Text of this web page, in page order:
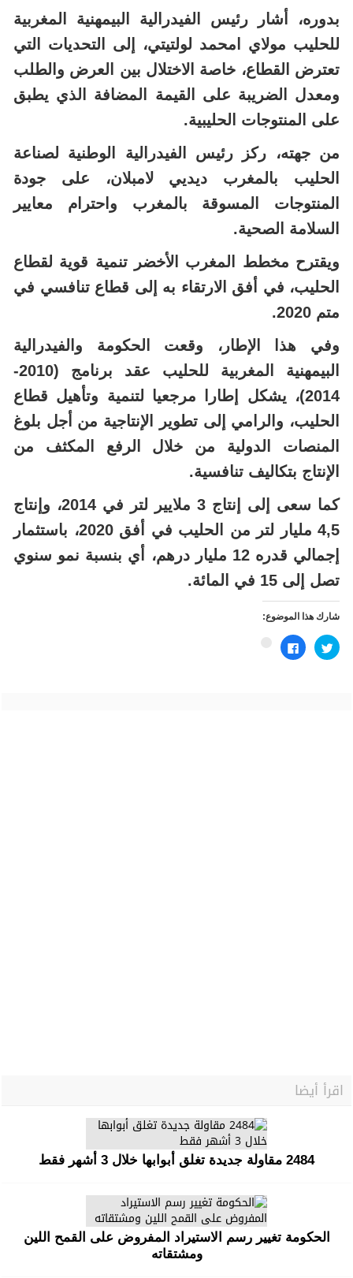
بدوره، أشار رئيس الفيدرالية البيمهنية المغربية
للحليب مولاي امحمد لولتيتي، إلى التحديات التي
تعترض القطاع، خاصة الاختلال بين العرض والطلب
ومعدل الضريبة على القيمة المضافة الذي يطبق
على المنتوجات الحليبية.
من جهته، ركز رئيس الفيدرالية الوطنية لصناعة
الحليب بالمغرب ديديي لامبلان، على جودة
المنتوجات المسوقة بالمغرب واحترام معايير
السلامة الصحية.
ويقترح مخطط المغرب الأخضر تنمية قوية لقطاع
الحليب، في أفق الارتقاء به إلى قطاع تنافسي في
متم 2020.
وفي هذا الإطار، وقعت الحكومة والفيدرالية
البيمهنية المغربية للحليب عقد برنامج (2010-
2014)، يشكل إطارا مرجعيا لتنمية وتأهيل قطاع
الحليب، والرامي إلى تطوير الإنتاجية من أجل بلوغ
المنصات الدولية من خلال الرفع المكثف من
الإنتاج بتكاليف تنافسية.
كما سعى إلى إنتاج 3 ملايير لتر في 2014، وإنتاج
4,5 مليار لتر من الحليب في أفق 2020، باستثمار
إجمالي قدره 12 مليار درهم، أي بنسبة نمو سنوي
تصل إلى 15 في المائة.
شارك هذا الموضوع:
اضغط
للمشاركة
على
انقر
للمشاركة
على
اقرأ أيضا
2484 مقاولة جديدة تغلق أبوابها خلال 3 أشهر فقط
الحكومة تغيير رسم الاستيراد المفروض على القمح اللين
ومشتقاته